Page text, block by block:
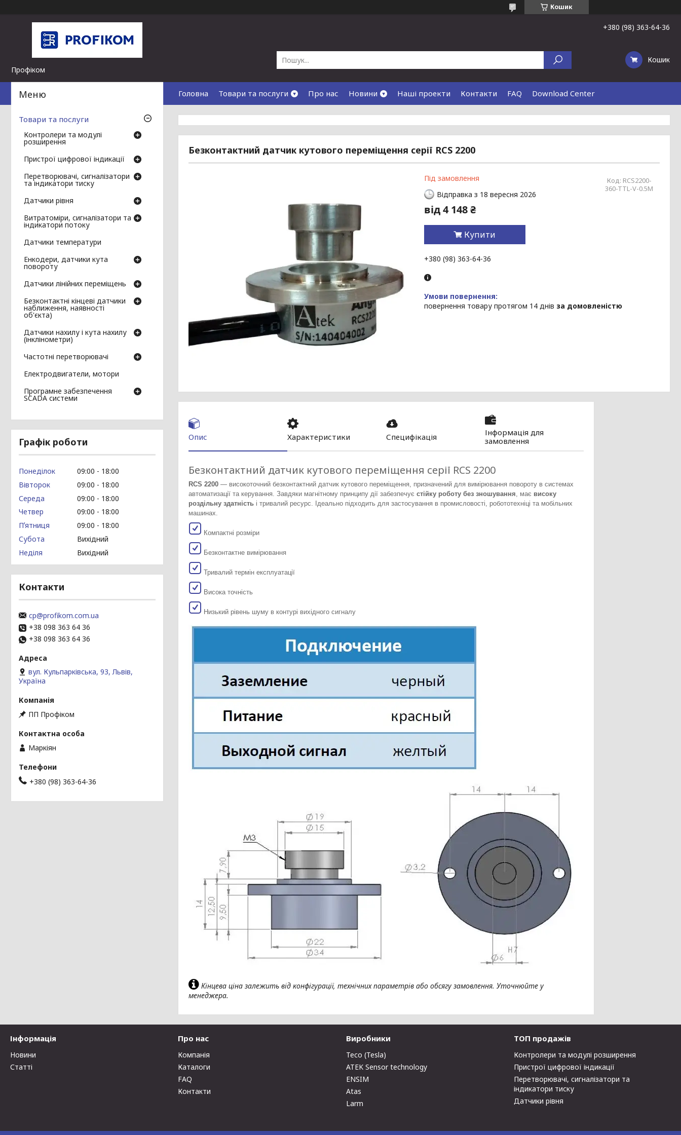
Кошик
Профіком
+380 (98) 363-64-36
Кошик
Головна Товари та послуги Про нас Новини Наші проекти Контакти FAQ Download Center
Безконтактний датчик кутового переміщення серії RCS 2200
Під замовлення Код: RCS2200-
360-TTL-V-0.5M
Відправка з 18 вересня 2026
від4 148 ₴
Купити
+380 (98) 363-64-36
повернення товару протягом 14 днів за домовленістю
Опис Характеристики Специфікація
Інформація для
замовлення
Безконтактний датчик кутового переміщення серії RCS 2200
RCS 2200 — високоточний безконтактний датчик кутового переміщення, призначений для вимірювання повороту в системах
автоматизації та керування. Завдяки магнітному принципу дії забезпечує стійку роботу без зношування, має високу
роздільну здатність і тривалий ресурс. Ідеально підходить для застосування в промисловості, робототехніці та мобільних
машинах.
Компактні розміри
Безконтактне вимірювання
Тривалий термін експлуатації
Висока точність
Низький рівень шуму в контурі вихідного сигналу
Кінцева ціна залежить від конфігурації, технічних параметрів або обсягу замовлення. Уточнюйте у
менеджера.
Товари та послуги
Контролери та модулі
розширення
Пристрої цифрової індикації
Перетворювачі, сигналізатори
та індикатори тиску
Датчики рівня
Витратоміри, сигналізатори та
індикатори потоку
Датчики температури
Енкодери, датчики кута
повороту
Датчики лінійних переміщень
Безконтактні кінцеві датчики
наближення, наявності
об'єкта)
Датчики нахилу і кута нахилу
(інклінометри)
Частотні перетворювачі
Електродвигатели, мотори
Програмне забезпечення
SCADA системи
Графік роботи
Понеділок 09:00
18:00
Вівторок
09:00
18:00
Середа
09:00
18:00
Четвер
09:00
18:00
Пʼятниця
09:00
18:00
Субота
Вихідний
Неділя
Вихідний
Контакти
cp@profikom.com.ua
+38 098 363 64 36
+38 098 363 64 36
вул. Кульпарківська, 93, Львів,
Україна
ПП Профіком
Маркіян
+380 (98) 363-64-36
Інформація
Новини
Статті
Про нас
Компанія
Каталоги
FAQ
Контакти
Виробники
Teco (Tesla)
ATEK Sensor technology
ENSIM
Atas
Larm
ТОП продажів
Контролери та модулі розширення
Пристрої цифрової індикації
Перетворювачі, сигналізатори та
індикатори тиску
Датчики рівня